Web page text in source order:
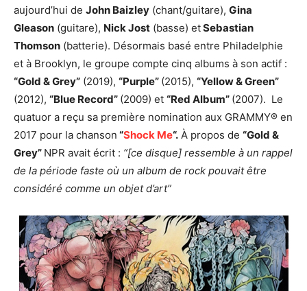
aujourd’hui de John Baizley (chant/guitare), Gina
Gleason (guitare), Nick Jost (basse) etSebastian
Thomson (batterie). Désormais basé entre Philadelphie
et à Brooklyn, le groupe compte cinq albums à son actif :
“Gold & Grey” (2019), “Purple” (2015), “Yellow & Green”
(2012), “Blue Record” (2009) et “Red Album” (2007). Le
quatuor a reçu sa première nomination aux GRAMMY® en
2017 pour la chanson “Shock Me“. À propos de “Gold &
Grey” NPR avait écrit : “[ce disque] ressemble à un rappel
de la période faste où un album de rock pouvait être
considéré comme un objet d’art”